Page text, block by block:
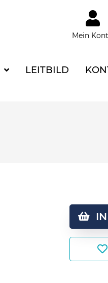
Mein
LEITBILD